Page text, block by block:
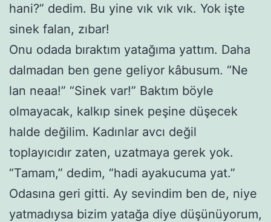
hani?” dedim. Bu yine vık vık vık. Yok işte
sinek falan, zıbar!
Onu odada bıraktım yatağıma yattım. Daha
dalmadan ben gene geliyor kâbusum. “Ne
lan neaa!” “Sinek var!” Baktım böyle
olmayacak, kalkıp sinek peşine düşecek
halde değilim. Kadınlar avcı değil
toplayıcıdır zaten, uzatmaya gerek yok.
“Tamam,” dedim, “hadi ayakucuma yat.”
Odasına geri gitti. Ay sevindim ben de, niye
yatmadıysa bizim yatağa diye düşünüyorum,